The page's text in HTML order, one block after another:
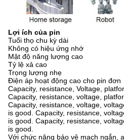
Lợi ích của pin
Tuổi thọ chu kỳ dài
Không có hiệu ứng nhớ
Mật độ năng lượng cao
Tỷ lệ xả cao
Trọng lượng nhẹ
Điện áp hoạt động cao cho pin đơn
Capacity, resistance, Voltage,
Capacity, resistance, voltage,
Capacity, resistance, voltage,
is good. Capacity, resistance,
is good. Capacity, resistance,
is good.
Với chức năng bảo vệ mạch ngắn,